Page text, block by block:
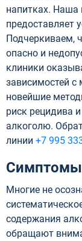
напитках. Наша
предоставляет
Подчеркиваем,
опасно и
клиники
зависимостей
новейшие
риск рецидива
алкоголю.
линии +7 995
Симптомы
Многие не
содержания
обращают